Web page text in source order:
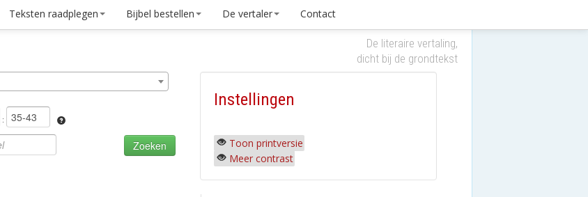
Teksten raadplegen Bijbel bestellen De vertaler Contact
De literaire vertaling,
dicht bij de grondtekst
:
Instellingen
Toon printversie
Meer contrast